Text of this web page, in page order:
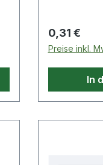
Regulärer
0,31 €
Preise inkl.
In